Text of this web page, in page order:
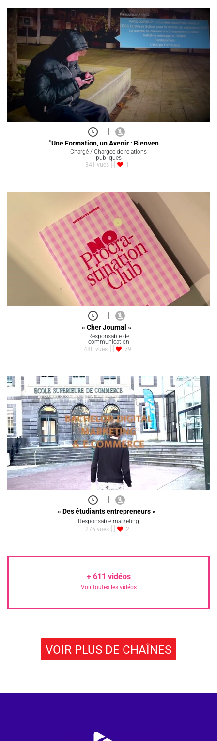
"Une Formation, un Avenir : Bienven…
Chargé / Chargée de relations
publiques
341 vues
1
|
« Cher Journal »
Responsable de
communication
480 vues
79
« Des étudiants entrepreneurs »
Responsable marketing
276 vues
2
+ 611 vidéos
Voir toutes les vidéos
VOIR PLUS DE CHAÎNES